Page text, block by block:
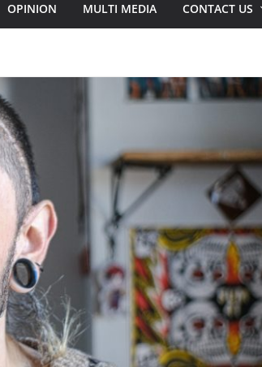
OPINION MULTI MEDIA CONTACT US